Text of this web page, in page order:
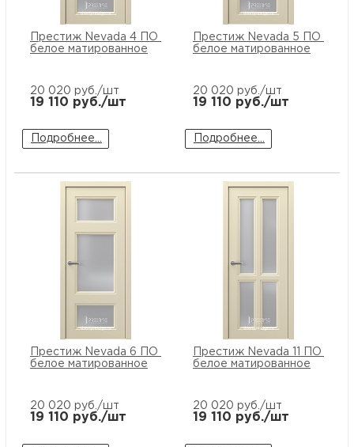
Престиж Nevada 4 ПО стекло
белое матированное
20 020 руб./шт
19 110 руб./шт
Подробнее...
Престиж Nevada 5 ПО
белое матированное
20 020 руб./шт
19 110 руб./шт
Подробнее...
Престиж Nevada 6 ПО стекло
белое матированное
20 020 руб./шт
19 110 руб./шт
Престиж Nevada 11 ПО
белое матированное
20 020 руб./шт
19 110 руб./шт